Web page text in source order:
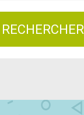
RECHERCHER